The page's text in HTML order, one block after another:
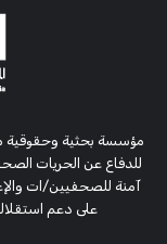
للدفاع عن الحريات
آمنة للصحفيين/ات
على دعم